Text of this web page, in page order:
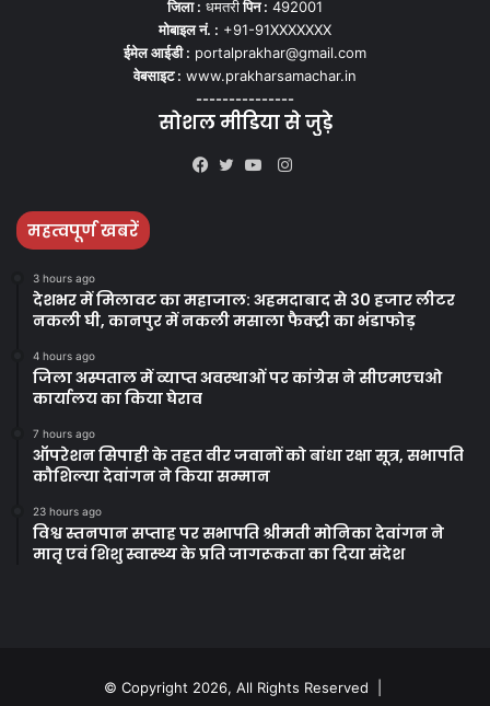
जिला : धमतरीपिन : 492001
मोबाइल नं. : +91-91XXXXXXX
ईमेल आईडी : portalprakhar@gmail.com
वेबसाइट : www.prakharsamachar.in
---------------
सोशल मीडिया से जुड़े
Instagram
महत्वपूर्ण खबरें
3 hours ago
देशभर में मिलावट का महाजाल: अहमदाबाद से 30 हजार लीटर
नकली घी, कानपुर में नकली मसाला फैक्ट्री का भंडाफोड़
4 hours ago
जिला अस्पताल में व्याप्त अवस्थाओं पर कांग्रेस ने सीएमएचओ
कार्यालय का किया घेराव
7 hours ago
ऑपरेशन सिपाही के तहत वीर जवानों को बांधा रक्षा सूत्र, सभापति
कौशिल्या देवांगन ने किया सम्मान
23 hours ago
विश्व स्तनपान सप्ताह पर सभापति श्रीमती मोनिका देवांगन ने
मातृ एवं शिशु स्वास्थ्य के प्रति जागरूकता का दिया संदेश
© Copyright 2026, All Rights Reserved |